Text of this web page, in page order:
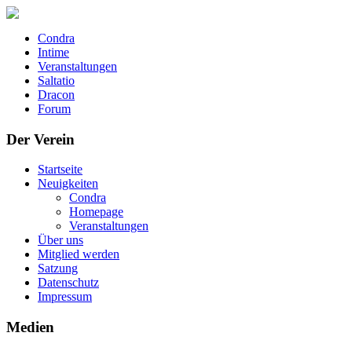
Condra
Intime
Veranstaltungen
Saltatio
Dracon
Forum
Der Verein
Startseite
Neuigkeiten
Condra
Homepage
Veranstaltungen
Über uns
Mitglied werden
Satzung
Datenschutz
Impressum
Medien